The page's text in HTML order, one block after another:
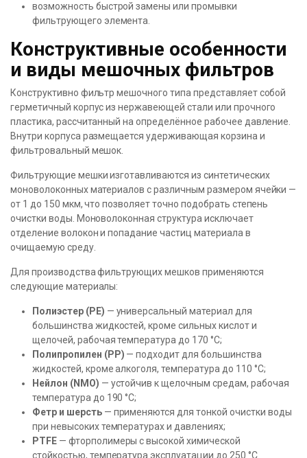
возможность быстрой замены или промывки
фильтрующего элемента.
Конструктивные особенности
и виды мешочных фильтров
Конструктивно фильтр мешочного типа представляет собой
герметичный корпус из нержавеющей стали или прочного
пластика, рассчитанный на определённое рабочее давление.
Внутри корпуса размещается удерживающая корзина и
фильтровальный мешок.
Фильтрующие мешки изготавливаются из синтетических
моноволоконных материалов с различным размером ячейки —
от 1 до 150 мкм, что позволяет точно подобрать степень
очистки воды. Моноволоконная структура исключает
отделение волокон и попадание частиц материала в
очищаемую среду.
Для производства фильтрующих мешков применяются
следующие материалы:
Полиэстер (PE) — универсальный материал для
большинства жидкостей, кроме сильных кислот и
щелочей, рабочая температура до 170 °C;
Полипропилен (PP) — подходит для большинства
жидкостей, кроме алкоголя, температура до 110 °C;
Нейлон (NMO) — устойчив к щелочным средам, рабочая
температура до 190 °C;
Фетр и шерсть— применяются для тонкой очистки воды
при невысоких температурах и давлениях;
PTFE— фторполимеры с высокой химической
стойкостью, температура эксплуатации до 250 °C.